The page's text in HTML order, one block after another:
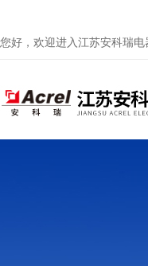
您好，欢迎进入江苏安科瑞电